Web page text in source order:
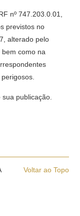
nº 747.203.0.01,
previstos no
alterado pelo
como na
publicação.
Voltar ao Topo